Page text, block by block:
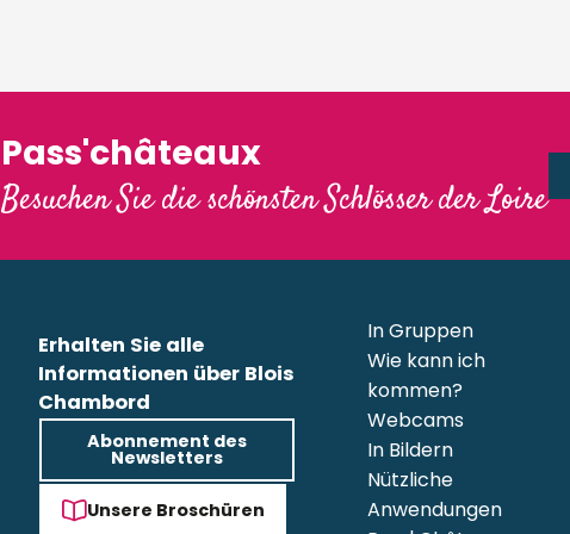
Pass'châteaux
Besuchen Sie die schönsten Schlösser der Loire
Erhalten Sie alle
Informationen über Blois
Chambord
Abonnement des
Newsletters
Unsere Broschüren
In Gruppen
Wie kann ich
kommen?
Webcams
In Bildern
Nützliche
Anwendungen